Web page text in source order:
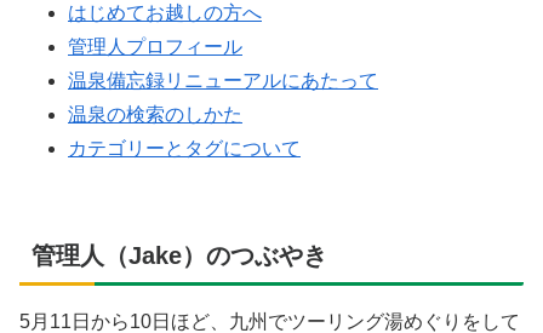
はじめてお越しの方へ
管理人プロフィール
温泉備忘録リニューアルにあたって
温泉の検索のしかた
カテゴリーとタグについて
管理人（Jake）のつぶやき
5月11日から10日ほど、九州でツーリング湯めぐりをして